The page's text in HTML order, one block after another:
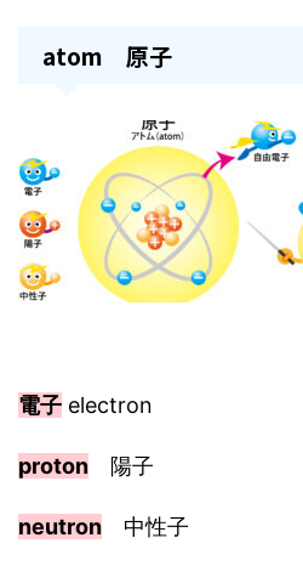
atom 原子
電子 electron
proton 陽子
neutron 中性子